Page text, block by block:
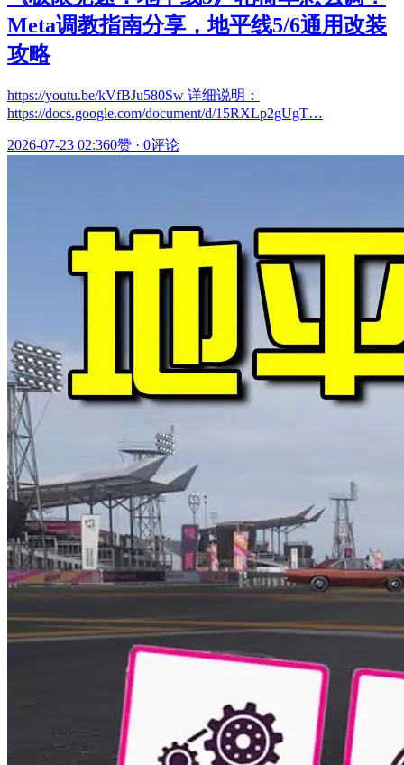
Meta调教指南分享，地平线5/6通用改装
攻略
https://youtu.be/kVfBJu580Sw 详细说明：
https://docs.google.com/document/d/15RXLp2gUgT…
2026-07-23 02:360赞 · 0评论